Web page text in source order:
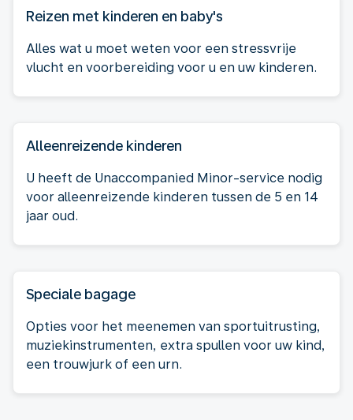
Reizen met kinderen en baby's
Alles wat u moet weten voor een stressvrije
vlucht en voorbereiding voor u en uw kinderen.
Alleenreizende kinderen
U heeft de Unaccompanied Minor-service nodig
voor alleenreizende kinderen tussen de 5 en 14
jaar oud.
Speciale bagage
Opties voor het meenemen van sportuitrusting,
muziekinstrumenten, extra spullen voor uw kind,
een trouwjurk of een urn.